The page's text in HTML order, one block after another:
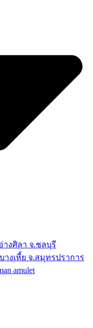
างศิลา จ.ชลบุรี
างเหี้ย จ.สมุทรปราการ
amulet